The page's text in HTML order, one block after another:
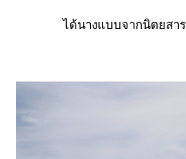
ได้นางแบบจากนิตยสา